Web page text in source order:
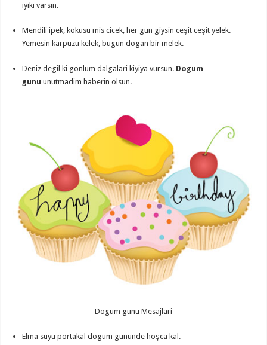
iyiki varsin.
Mendili ipek, kokusu mis cicek, her gun giysin ceşit ceşit yelek.
Yemesin karpuzu kelek, bugun dogan bir melek.
Deniz degil ki gonlum dalgalari kiyiya vursun. Dogum
gunu unutmadim haberin olsun.
Dogum gunu Mesajlari
Elma suyu portakal dogum gununde hoşca kal.